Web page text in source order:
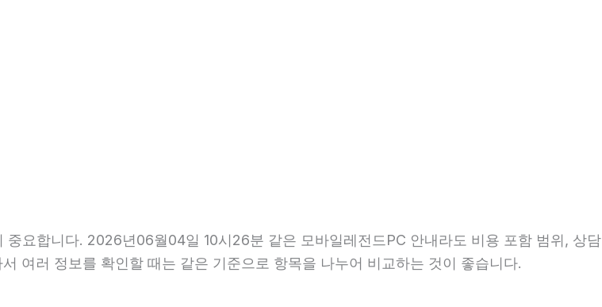
요합니다. 2026년06월04일 10시26분 같은 모바일레전드PC 안내라도 비용 포함 범위, 상담
여러 정보를 확인할 때는 같은 기준으로 항목을 나누어 비교하는 것이 좋습니다.